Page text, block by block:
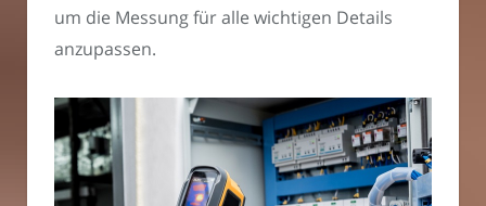
um die Messung für alle wichtigen Details
anzupassen.